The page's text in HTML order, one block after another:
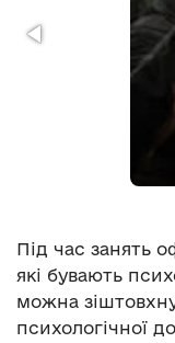
Під час занять
які бувають
можна
психологічної